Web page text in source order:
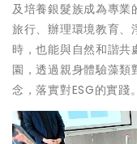
及培養銀髮族成為專業
旅行、辦理環境教育、
時，也能與自然和諧共
園，透過親身體驗藻
念，落實對ESG的實踐。